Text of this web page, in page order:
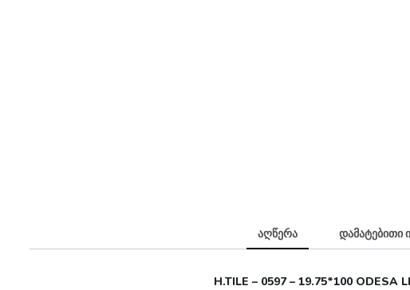
აღწერა დამატებითი
H.TILE – 0597 – 19.75*100 ODESA